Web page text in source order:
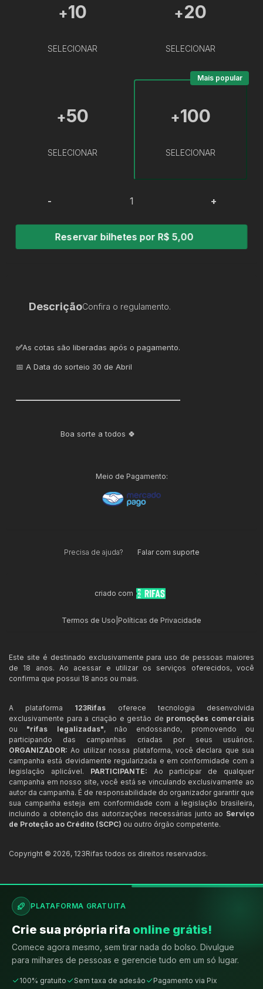
+10
SELECIONAR
+20
SELECIONAR
+50
SELECIONAR
+100
SELECIONAR
Mais popular
- +
Reservar bilhetes por R$ 5,00
DescriçãoConfira o regulamento.
✅As cotas são liberadas após o pagamento.
📅 A Data do sorteio 30 de Abril
Boa sorte a todos 🍀
Meio de Pagamento:
Precisa de ajuda? Falar com suporte
criado com
Termos de Uso Políticas de Privacidade
Este site é destinado exclusivamente para uso de pessoas maiores
de 18 anos. Ao acessar e utilizar os serviços oferecidos, você
confirma que possui 18 anos ou mais.
A plataforma 123Rifas oferece tecnologia desenvolvida
exclusivamente para a criação e gestão de promoções comerciais
ou "rifas legalizadas", não endossando, promovendo ou
participando das campanhas criadas por seus usuários.
ORGANIZADOR: Ao utilizar nossa plataforma, você declara que sua
campanha está devidamente regularizada e em conformidade com a
legislação aplicável. PARTICIPANTE: Ao participar de qualquer
campanha em nosso site, você está se vinculando exclusivamente ao
autor da campanha. É de responsabilidade do organizador garantir que
sua campanha esteja em conformidade com a legislação brasileira,
incluindo a obtenção das autorizações necessárias junto ao Serviço
de Proteção ao Crédito (SCPC) ou outro órgão competente.
Copyright © 2026, 123Rifas todos os direitos reservados.
PLATAFORMA GRATUITA
Crie sua própria rifa online grátis!
Comece agora mesmo, sem tirar nada do bolso. Divulgue
para milhares de pessoas e gerencie tudo em um só lugar.
100% gratuito Sem taxa de adesão Pagamento via Pix